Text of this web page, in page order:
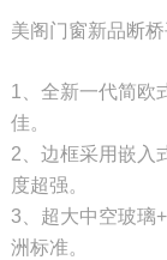
美阁门窗新品断
1、全新一代简欧
佳。
2、边框采用嵌入
度超强。
3、超大中空玻璃
洲标准。